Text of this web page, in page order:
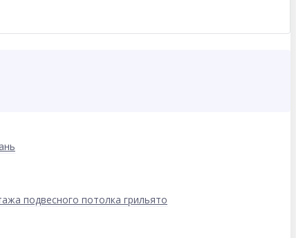
подвесного потолка грильято